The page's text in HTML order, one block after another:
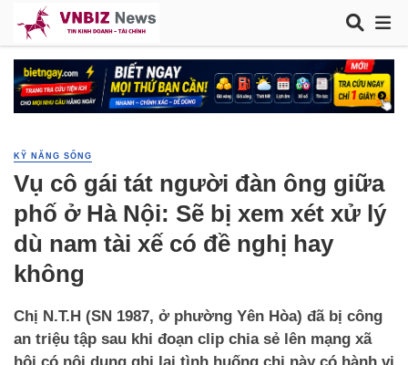
KỸ NĂNG SỐNG
Vụ cô gái tát người đàn ông giữa
phố ở Hà Nội: Sẽ bị xem xét xử lý
dù nam tài xế có đề nghị hay
không
Chị N.T.H (SN 1987, ở phường Yên Hòa) đã bị công
an triệu tập sau khi đoạn clip chia sẻ lên mạng xã